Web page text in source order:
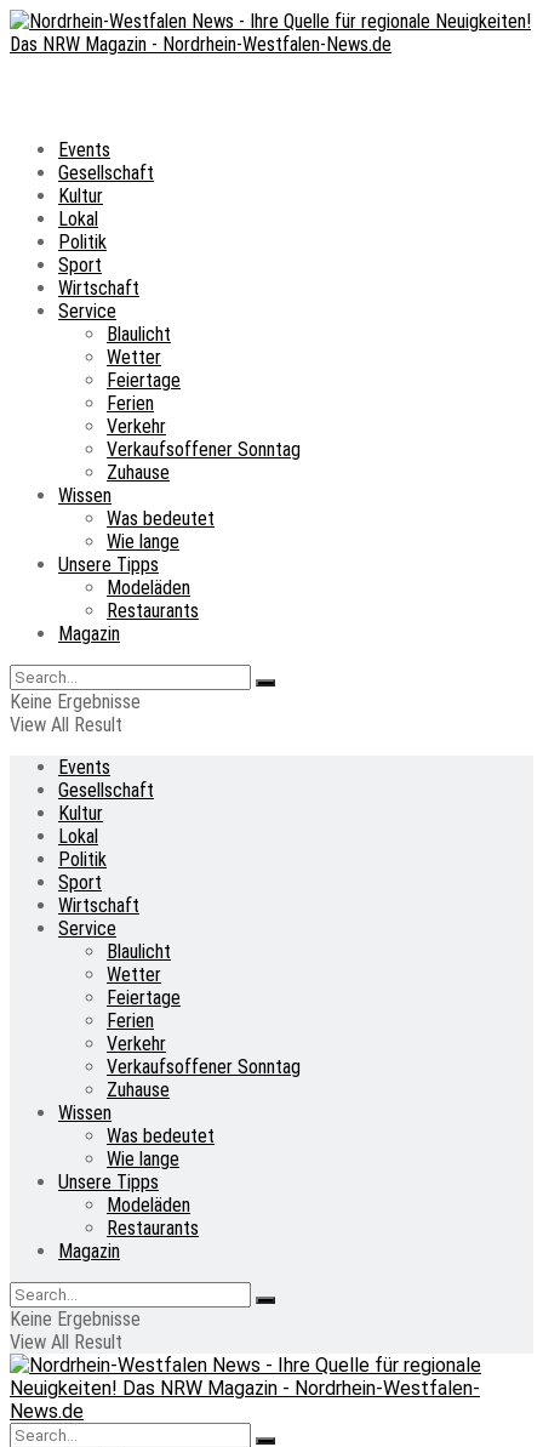
Events
Gesellschaft
Kultur
Lokal
Politik
Sport
Wirtschaft
Service
Blaulicht
Wetter
Feiertage
Ferien
Verkehr
Verkaufsoffener Sonntag
Zuhause
Wissen
Was bedeutet
Wie lange
Unsere Tipps
Modeläden
Restaurants
Magazin
Keine Ergebnisse
View All Result
Events
Gesellschaft
Kultur
Lokal
Politik
Sport
Wirtschaft
Service
Blaulicht
Wetter
Feiertage
Ferien
Verkehr
Verkaufsoffener Sonntag
Zuhause
Wissen
Was bedeutet
Wie lange
Unsere Tipps
Modeläden
Restaurants
Magazin
Keine Ergebnisse
View All Result